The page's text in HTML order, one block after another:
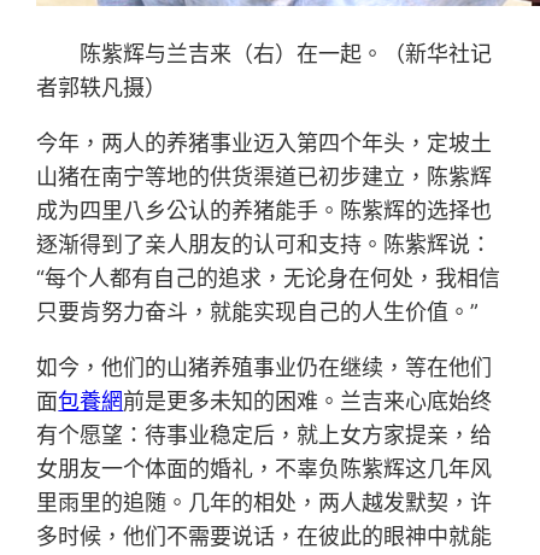
陈紫辉与兰吉来（右）在一起。（新华社记
者郭轶凡摄）
今年，两人的养猪事业迈入第四个年头，定坡土
山猪在南宁等地的供货渠道已初步建立，陈紫辉
成为四里八乡公认的养猪能手。陈紫辉的选择也
逐渐得到了亲人朋友的认可和支持。陈紫辉说：
“每个人都有自己的追求，无论身在何处，我相信
只要肯努力奋斗，就能实现自己的人生价值。”
如今，他们的山猪养殖事业仍在继续，等在他们
面包養網前是更多未知的困难。兰吉来心底始终
有个愿望：待事业稳定后，就上女方家提亲，给
女朋友一个体面的婚礼，不辜负陈紫辉这几年风
里雨里的追随。几年的相处，两人越发默契，许
多时候，他们不需要说话，在彼此的眼神中就能